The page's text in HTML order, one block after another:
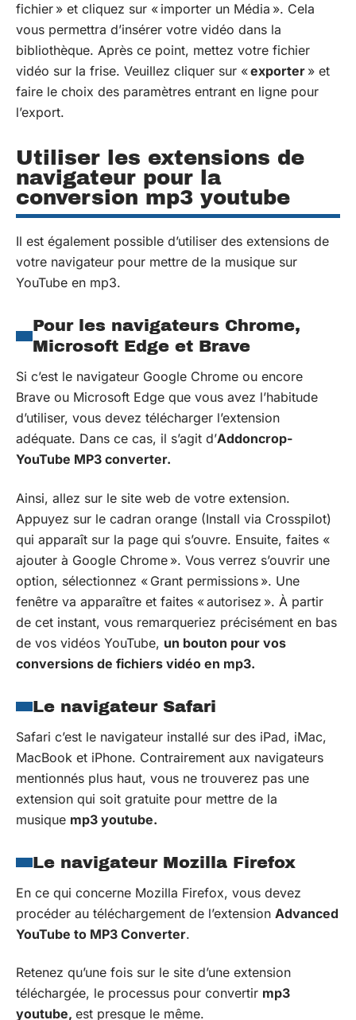
fichier » et cliquez sur « importer un Média ». Cela
vous permettra d’insérer votre vidéo dans la
bibliothèque. Après ce point, mettez votre fichier
vidéo sur la frise. Veuillez cliquer sur «exporter » et
faire le choix des paramètres entrant en ligne pour
l’export.
Utiliser les extensions de
navigateur pour la
conversion mp3 youtube
Il est également possible d’utiliser des extensions de
votre navigateur pour mettre de la musique sur
YouTube en mp3.
Pour les navigateurs Chrome,
Microsoft Edge et Brave
Si c’est le navigateur Google Chrome ou encore
Brave ou Microsoft Edge que vous avez l’habitude
d’utiliser, vous devez télécharger l’extension
adéquate. Dans ce cas, il s’agit d’Addoncrop-
YouTube MP3 converter.
Ainsi, allez sur le site web de votre extension.
Appuyez sur le cadran orange (Install via Crosspilot)
qui apparaît sur la page qui s’ouvre. Ensuite, faites «
ajouter à Google Chrome ». Vous verrez s’ouvrir une
option, sélectionnez « Grant permissions ». Une
fenêtre va apparaître et faites « autorisez ». À partir
de cet instant, vous remarqueriez précisément en bas
de vos vidéos YouTube, un bouton pour vos
conversions de fichiers vidéo en mp3.
Le navigateur Safari
Safari c’est le navigateur installé sur des iPad, iMac,
MacBook et iPhone. Contrairement aux navigateurs
mentionnés plus haut, vous ne trouverez pas une
extension qui soit gratuite pour mettre de la
musique mp3 youtube.
Le navigateur Mozilla Firefox
En ce qui concerne Mozilla Firefox, vous devez
procéder au téléchargement de l’extension Advanced
YouTube to MP3 Converter.
Retenez qu’une fois sur le site d’une extension
téléchargée, le processus pour convertir mp3
youtube, est presque le même.